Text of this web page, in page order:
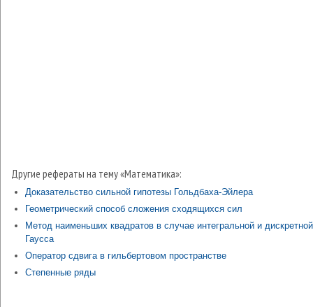
Другие рефераты на тему «Математика»:
Доказательство сильной гипотезы Гольдбаха-Эйлера
Геометрический способ сложения сходящихся сил
Метод наименьших квадратов в случае интегральной и
Гаусса
Оператор сдвига в гильбертовом пространстве
Степенные ряды